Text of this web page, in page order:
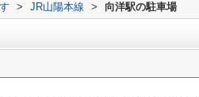
> JR山陽本線 > 向洋駅の駐車場